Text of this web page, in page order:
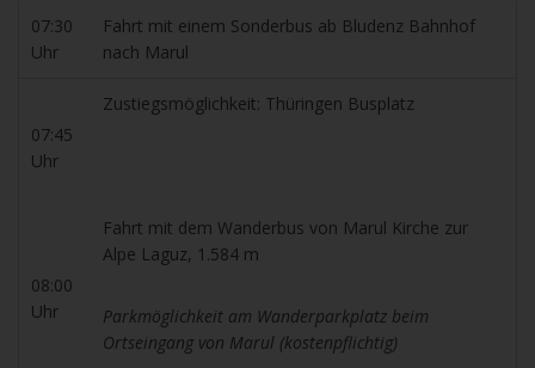
07:30
Uhr
Fahrt mit einem Sonderbus ab Bludenz Bahnhof
nach Marul
07:45
Uhr
08:00
Uhr
Zustiegsmöglichkeit: Thüringen Busplatz
Fahrt mit dem Wanderbus von Marul Kirche zur
Alpe Laguz, 1.584 m
Parkmöglichkeit am Wanderparkplatz beim
Ortseingang von Marul (kostenpflichtig)